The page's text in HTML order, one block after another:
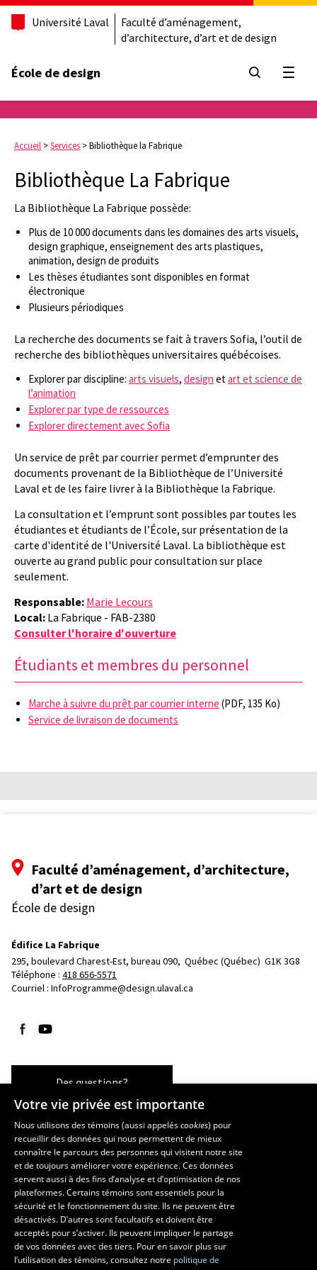
Université Laval
Faculté d’aménagement,
d’architecture, d’art et de design
École de design
Accueil >Services >Bibliothèque la Fabrique
Bibliothèque La Fabrique
La Bibliothèque La Fabrique possède:
Plus de 10 000 documents dans les domaines des arts visuels,
design graphique, enseignement des arts plastiques,
animation, design de produits
Les thèses étudiantes sont disponibles en format
électronique
Plusieurs périodiques
La recherche des documents se fait à travers Sofia, l’outil de
recherche des bibliothèques universitaires québécoises.
Explorer par discipline: arts visuels, design etart et science de
l’animation
Explorer par type de ressources
Explorer directement avec Sofia
Un service de prêt par courrier permet d’emprunter des
documents provenant de la Bibliothèque de l’Université
Laval et de les faire livrer à la Bibliothèque la Fabrique.
La consultation et l’emprunt sont possibles par toutes les
étudiantes et étudiants de l’École, sur présentation de la
carte d'identité de l'Université Laval. La bibliothèque est
ouverte au grand public pour consultation sur place
seulement.
Responsable: Marie Lecours
Local: La Fabrique - FAB-2380
Consulter l'horaire d'ouverture
Étudiants et membres du personnel
Marche à suivre du prêt par courrier interne (PDF, 135 Ko)
Service de livraison de documents
Faculté d’aménagement, d’architecture,
d’art et de design
École de design
Édifice La Fabrique
295, boulevard Charest-Est, bureau 090, Québec (Québec)  G1K 3G8
Téléphone : 418 656-5571
Courriel : InfoProgramme@design.ulaval.ca
Suivez-nous sur Facebook
Suivez-nous sur YouTube
Des questions?
Les écoles et la recherche
École d’architecture
École d’art
École supérieure d’aménagement du territoire et de développement
régional
Centre de recherche en aménagement et développement
Votre vie privée est importante
Nous utilisons des témoins (aussi appeléscookies) pour
recueillir des données qui nous permettent de mieux
connaître le parcours des personnes qui visitent notre site
et de toujours améliorer votre expérience. Ces données
servent aussi à des fins d’analyse et d’optimisation de nos
plateformes. Certains témoins sont essentiels pour la
sécurité et le fonctionnement du site. Ils ne peuvent être
désactivés. D’autres sont facultatifs et doivent être
acceptés pour s’activer. Ils peuvent impliquer le partage
de vos données avec des tiers. Pour en savoir plus sur
l’utilisation des témoins, consultez notre politique de